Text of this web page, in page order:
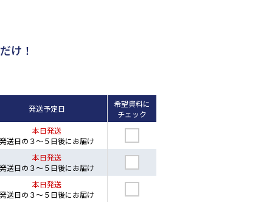
け！
発送予定日
希望資料に
チェック
本日発送
発送日の３～５日後にお届け
本日発送
発送日の３～５日後にお届け
本日発送
発送日の３～５日後にお届け